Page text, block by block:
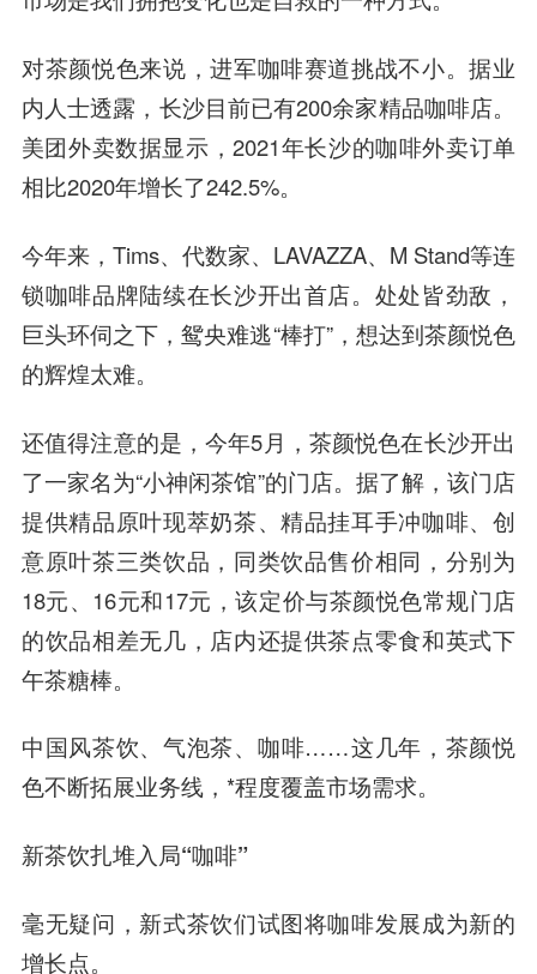
对茶颜悦色来说，进军咖啡赛道挑战不小。据业
内人士透露，长沙目前已有200余家精品咖啡店。
美团外卖数据显示，2021年长沙的咖啡外卖订单
相比2020年增长了242.5%。
今年来，Tims、代数家、LAVAZZA、M Stand等连
锁咖啡品牌陆续在长沙开出首店。处处皆劲敌，
巨头环伺之下，鸳央难逃“棒打”，想达到茶颜悦色
的辉煌太难。
还值得注意的是，今年5月，茶颜悦色在长沙开出
了一家名为“小神闲茶馆”的门店。据了解，该门店
提供精品原叶现萃奶茶、精品挂耳手冲咖啡、创
意原叶茶三类饮品，同类饮品售价相同，分别为
18元、16元和17元，该定价与茶颜悦色常规门店
的饮品相差无几，店内还提供茶点零食和英式下
午茶糖棒。
中国风茶饮、气泡茶、咖啡……这几年，茶颜悦
色不断拓展业务线，*程度覆盖市场需求。
新茶饮扎堆入局“咖啡”
毫无疑问，新式茶饮们试图将咖啡发展成为新的
增长点。